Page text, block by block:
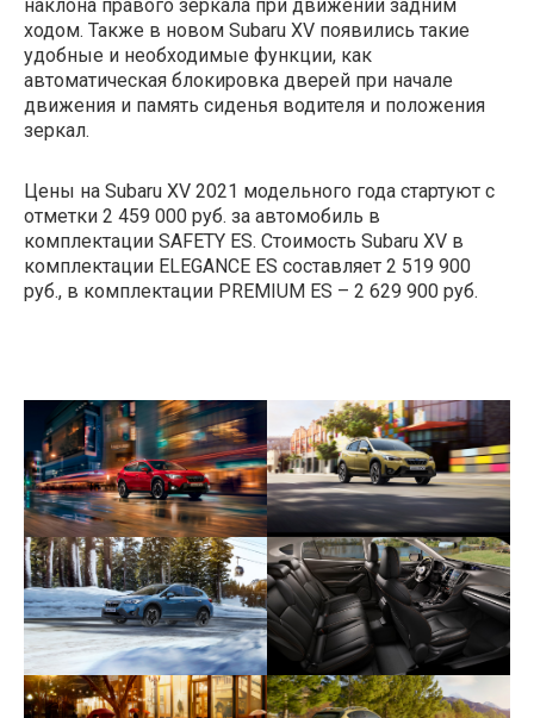
наклона правого зеркала при движении задним
ходом. Также в новом Subaru XV появились такие
удобные и необходимые функции, как
автоматическая блокировка дверей при начале
движения и память сиденья водителя и положения
зеркал.
Цены на Subaru XV 2021 модельного года стартуют с
отметки 2 459 000 руб. за автомобиль в
комплектации SAFETY ES. Стоимость Subaru XV в
комплектации ELEGANCE ES составляет 2 519 900
руб., в комплектации PREMIUM ES – 2 629 900 руб.